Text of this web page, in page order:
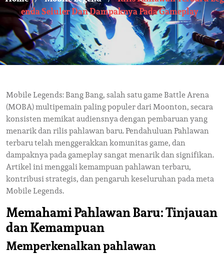
Enda Seluler Dan Dampaknya Pada Gameplay
Mobile Legends: Bang Bang, salah satu game Battle Arena
(MOBA) multipemain paling populer dari Moonton, secara
konsisten memikat audiensnya dengan pembaruan yang
menarik dan rilis pahlawan baru. Pendahuluan Pahlawan
terbaru telah menggerakkan komunitas game, dan
dampaknya pada gameplay sangat menarik dan signifikan.
Artikel ini menggali kemampuan pahlawan terbaru,
kontribusi strategis, dan pengaruh keseluruhan pada meta
Mobile Legends.
Memahami Pahlawan Baru: Tinjauan
dan Kemampuan
Memperkenalkan pahlawan